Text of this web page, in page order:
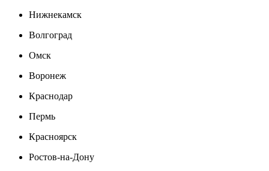
Нижнекамск
Волгоград
Омск
Воронеж
Краснодар
Пермь
Красноярск
Ростов-на-Дону